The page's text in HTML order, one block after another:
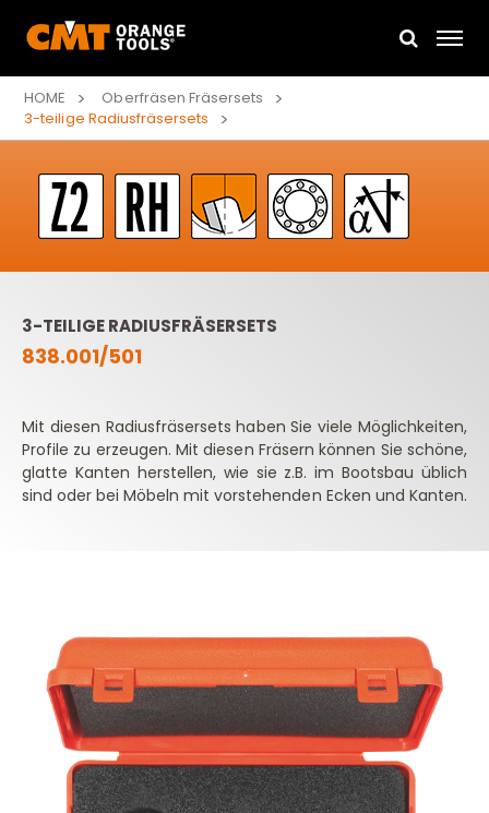
HOME
Oberfräsen Fräsersets
3-teilige Radiusfräsersets
3-TEILIGE RADIUSFRÄSERSETS
838.001/501
Mit diesen Radiusfräsersets haben Sie viele Möglichkeiten,
Profile zu erzeugen. Mit diesen Fräsern können Sie schöne,
glatte Kanten herstellen, wie sie z.B. im Bootsbau üblich
sind oder bei Möbeln mit vorstehenden Ecken und Kanten.